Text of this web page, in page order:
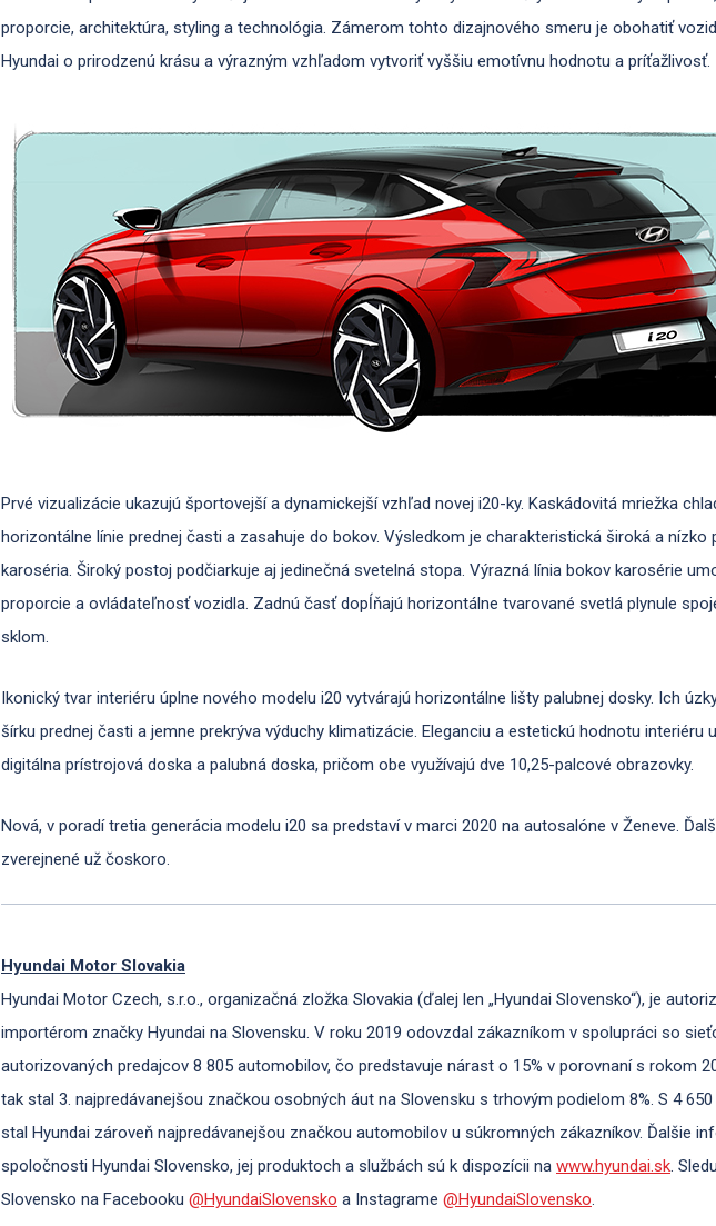
proporcie, architektúra, styling a technológia. Zámerom tohto dizajnového smeru je obohatiť
Hyundai o prirodzenú krásu a výrazným vzhľadom vytvoriť vyššiu emotívnu hodnotu a príťažlivosť.
Prvé vizualizácie ukazujú športovejší a dynamickejší vzhľad novej i20-ky. Kaskádovitá mriežka
horizontálne línie prednej časti a zasahuje do bokov. Výsledkom je charakteristická široká a nízko
karoséria. Široký postoj podčiarkuje aj jedinečná svetelná stopa. Výrazná línia bokov karosérie
proporcie a ovládateľnosť vozidla. Zadnú časť dopĺňajú horizontálne tvarované svetlá plynule
sklom.
Ikonický tvar interiéru úplne nového modelu i20 vytvárajú horizontálne lišty palubnej dosky. Ich
šírku prednej časti a jemne prekrýva výduchy klimatizácie. Eleganciu a estetickú hodnotu interiéru
digitálna prístrojová doska a palubná doska, pričom obe využívajú dve 10,25-palcové obrazovky.
Nová, v poradí tretia generácia modelu i20 sa predstaví v marci 2020 na autosalóne v Ženeve.
zverejnené už čoskoro.
Hyundai Motor Slovakia
Hyundai Motor Czech, s.r.o., organizačná zložka Slovakia (ďalej len „Hyundai Slovensko“), je
importérom značky Hyundai na Slovensku. V roku 2019 odovzdal zákazníkom v spolupráci so
autorizovaných predajcov 8 805 automobilov, čo predstavuje nárast o 15% v porovnaní s rokom
tak stal 3. najpredávanejšou značkou osobných áut na Slovensku s trhovým podielom 8%. S 4
stal Hyundai zároveň najpredávanejšou značkou automobilov u súkromných zákazníkov. Ďalšie
spoločnosti Hyundai Slovensko, jej produktoch a službách sú k dispozícii na www.hyundai.sk.
Slovensko na Facebooku @HyundaiSlovensko a Instagrame @HyundaiSlovensko.